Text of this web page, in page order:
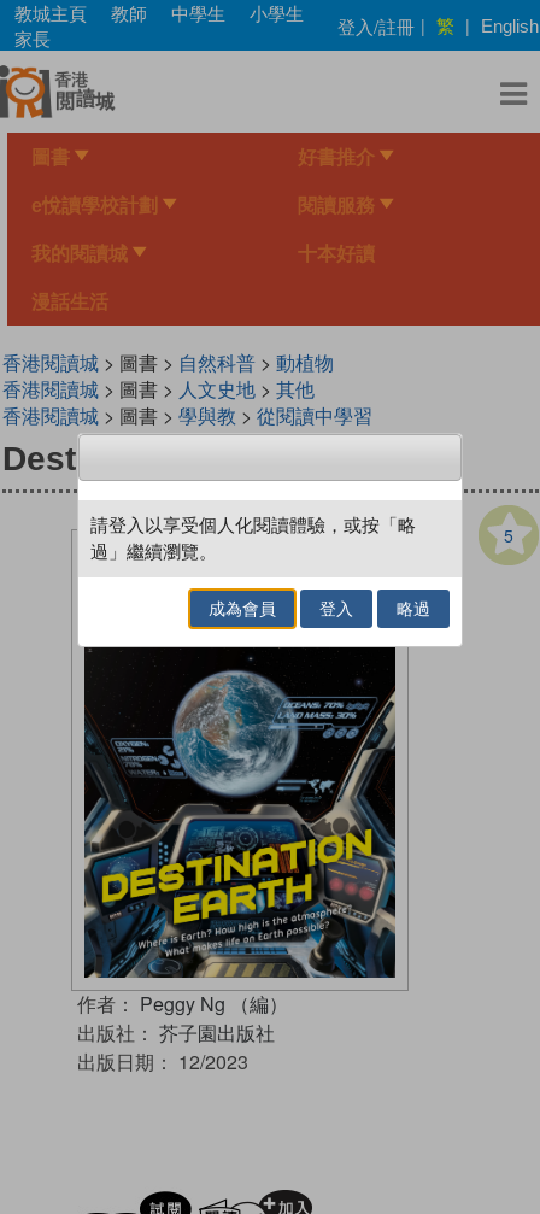
Skip
main
content
教城主頁 教師 中學生
小學生
家長
登入/註冊 | 繁 | English
圖書 好書推介
e悅讀學校計劃 閱讀服務
我的閱讀城 十本好讀
漫話生活
香港閱讀城> 圖書 > 自然科普> 動植物
香港閱讀城> 圖書 > 人文史地> 其他
香港閱讀城> 圖書 > 學與教 > 從閱讀中學習
Destination Earth
5
作者： Peggy Ng （編）
出版社： 芥子園出版社
出版日期： 12/2023
試閲
請登入以享受個人化閱讀體驗，或按「略
過」繼續瀏覽。
成為會員 登入 略過